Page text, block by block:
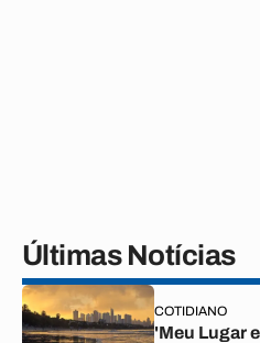
Últimas Notícias
COTIDIANO
'Meu Lugar